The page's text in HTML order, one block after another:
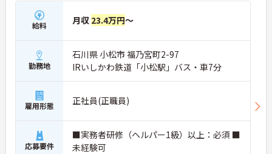
給料 月収 23.4万円～
勤務地
石川県 小松市 福乃宮町2-97
IRいしかわ鉄道「小松駅」バス・車7分
雇用形態 正社員(正職員)
応募要件
■実務者研修（ヘルパー1級）以上：必須 ■
未経験可